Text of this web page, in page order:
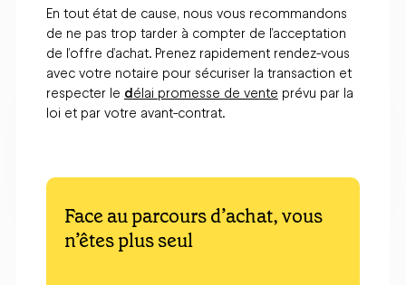
En tout état de cause, nous vous recommandons
de ne pas trop tarder à compter de l’acceptation
de l’offre d’achat. Prenez rapidement rendez-vous
avec votre notaire pour sécuriser la transaction et
respecter le délai promesse de vente prévu par la
loi et par votre avant-contrat.
Face au parcours d’achat, vous
n’êtes plus seul